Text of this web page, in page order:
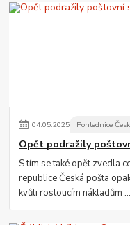
04.05.2025 Pohlednice
Opět podražily
S tím se také opět zvedla
republice Česká pošta
kvůli rostoucím nákladům